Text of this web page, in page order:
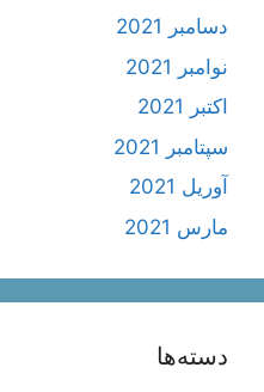
دسامبر 2021
نوامبر 2021
اکتبر 2021
سپتامبر 2021
آوریل 2021
مارس 2021
دسته‌ها